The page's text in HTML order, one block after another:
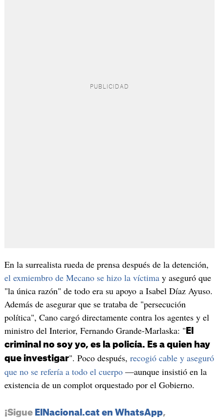
En la surrealista rueda de prensa después de la detención,
el exmiembro de Mecano se hizo la víctimay aseguró que
"la única razón" de todo era su apoyo a Isabel Díaz Ayuso.
Además de asegurar que se trataba de "persecución
política", Cano cargó directamente contra los agentes y el
ministro del Interior, Fernando Grande-Marlaska: " El
criminal no soy yo, es la policía. Es a quien hay
que investigar". Poco después, recogió cable y aseguró
que no se refería a todo el cuerpo—aunque insistió en la
existencia de un complot orquestado por el Gobierno.
¡Sigue ElNacional.cat en WhatsApp,